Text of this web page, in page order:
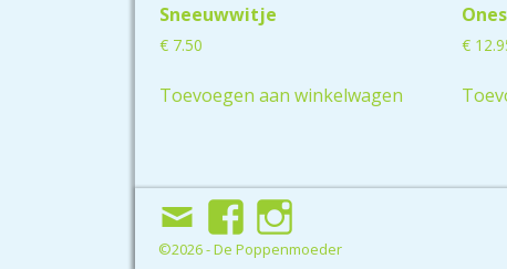
Sneeuwwitje
€ 7.50
Toevoegen aan winkelwagen
€
©2026 -De Poppenmoeder